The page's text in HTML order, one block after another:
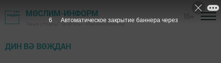
МӨСЛИМ-ИНФОРМ
"Авыл утлары" газетасы - Мөслим районы
ДИН ВӘ ВӨҖДАН
4 Автоматическое закрытие баннера через